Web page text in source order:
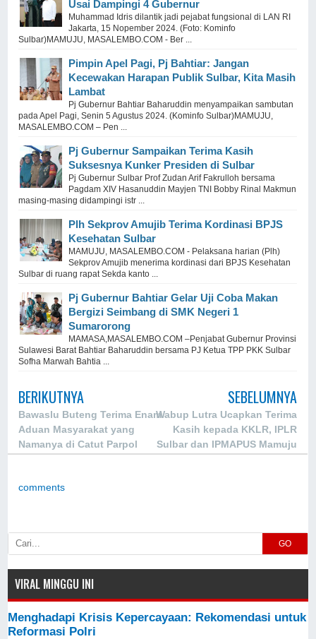
Usai Dampingi 4 Gubernur
Muhammad Idris dilantik jadi pejabat fungsional di LAN RI
Jakarta, 15 Nopember 2024. (Foto: Kominfo
Sulbar)MAMUJU, MASALEMBO.COM - Ber ...
Pimpin Apel Pagi, Pj Bahtiar: Jangan
Kecewakan Harapan Publik Sulbar, Kita Masih
Lambat
Pj Gubernur Bahtiar Baharuddin menyampaikan sambutan
pada Apel Pagi, Senin 5 Agustus 2024. (Kominfo Sulbar)MAMUJU,
MASALEMBO.COM – Pen ...
Pj Gubernur Sampaikan Terima Kasih
Suksesnya Kunker Presiden di Sulbar
Pj Gubernur Sulbar Prof Zudan Arif Fakrulloh bersama
Pagdam XIV Hasanuddin Mayjen TNI Bobby Rinal Makmun
masing-masing didampingi istr ...
Plh Sekprov Amujib Terima Kordinasi BPJS
Kesehatan Sulbar
MAMUJU, MASALEMBO.COM - Pelaksana harian (Plh)
Sekprov Amujib menerima kordinasi dari BPJS Kesehatan
Sulbar di ruang rapat Sekda kanto ...
Pj Gubernur Bahtiar Gelar Uji Coba Makan
Bergizi Seimbang di SMK Negeri 1
Sumarorong
MAMASA,MASALEMBO.COM –Penjabat Gubernur Provinsi
Sulawesi Barat Bahtiar Baharuddin bersama PJ Ketua TPP PKK Sulbar
Sofha Marwah Bahtia ...
BERIKUTNYA
Bawaslu Buteng Terima Enam
Aduan Masyarakat yang
Namanya di Catut Parpol
SEBELUMNYA
Wabup Lutra Ucapkan Terima
Kasih kepada KKLR, IPLR
Sulbar dan IPMAPUS Mamuju
comments
GO
VIRAL MINGGU INI
Menghadapi Krisis Kepercayaan: Rekomendasi untuk
Reformasi Polri